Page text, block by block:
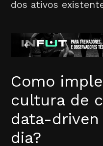
dos ativos
Como
cultura de
data-
dia?